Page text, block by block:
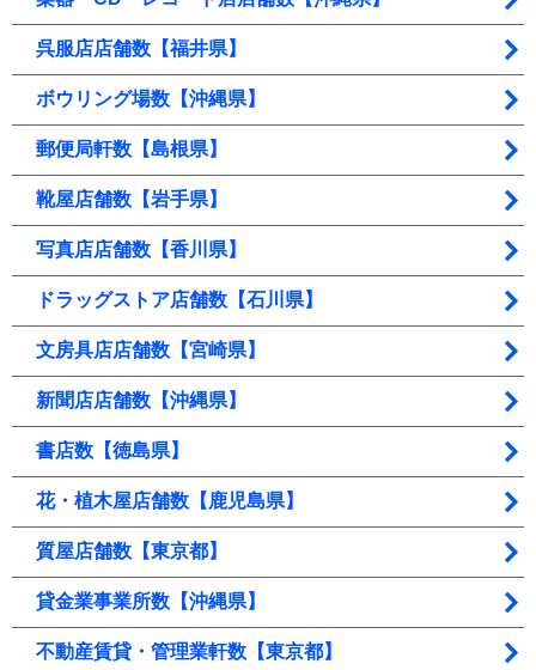
呉服店店舗数【福井県】
ボウリング場数【沖縄県】
郵便局軒数【島根県】
靴屋店舗数【岩手県】
写真店店舗数【香川県】
ドラッグストア店舗数【石川県】
文房具店店舗数【宮崎県】
新聞店店舗数【沖縄県】
書店数【徳島県】
花・植木屋店舗数【鹿児島県】
質屋店舗数【東京都】
貸金業事業所数【沖縄県】
不動産賃貸・管理業軒数【東京都】